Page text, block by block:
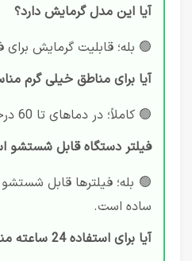
آیا این مدل گرمایش دارد؟
🟢 بله؛ قابلیت گرمایش
آیا برای مناطق خیلی گرم
🟢 کاملاً؛ در دماهای تا 60 درجه عملکرد پایدار دارد.
فیلتر دستگاه قابل شستشو
🟢 بله؛ فیلترها قابل
ساده است.
آیا برای استفاده 24 ساعته مناسب است؟